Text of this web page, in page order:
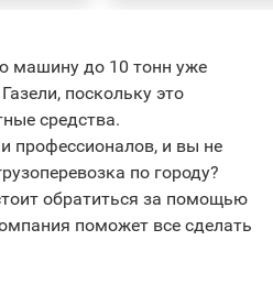
машину до 10 тонн уже
поскольку это
средства.
профессионалов, и вы не
по городу?
обратиться за помощью
поможет все сделать